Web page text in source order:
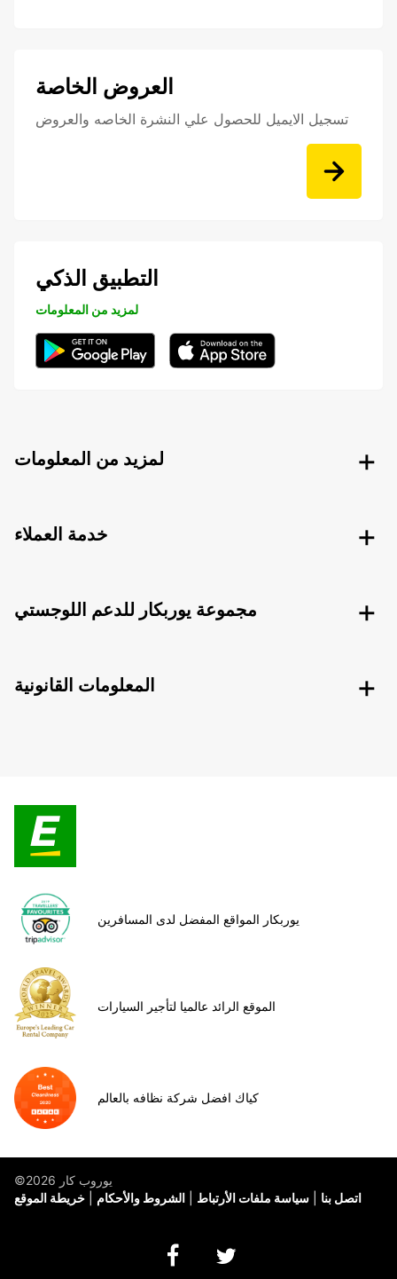
العروض الخاصة
تسجيل الايميل للحصول علي النشرة الخاصه والعروض
التطبيق الذكي
لمزيد من المعلومات
لمزيد من المعلومات
خدمة العملاء
مجموعة يوربكار للدعم اللوجستي
المعلومات القانونية
يوربكار المواقع المفضل لدى المسافرين
الموقع الرائد عالميا لتأجير السيارات
كياك افضل شركة نظافه بالعالم
©يوروب كار 2026
خريطة الموقع
الشروط والأحكام سياسة ملفات الأرتباط اتصل بنا